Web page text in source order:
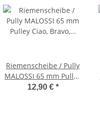
Riemenscheibe / Pully
MALOSSI 65 mm Pulley
Ciao, Bravo, Vespa SI,
12,90 € *